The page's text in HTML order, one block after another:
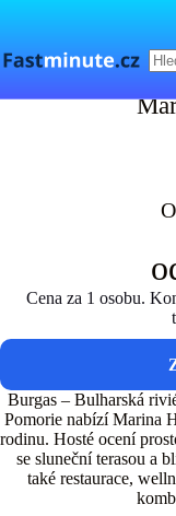
Cena za 1 osobu.
Burgas – Bulharská
Pomorie nabízí Marina
rodinu. Hosté ocení
se sluneční terasou a
také restaurace,